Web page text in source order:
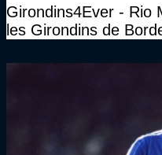
Girondins4Ever - Rio
les Girondins de